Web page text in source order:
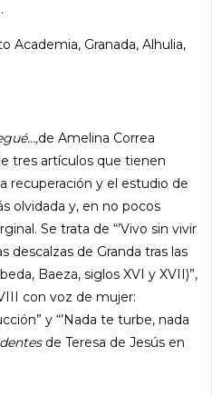
Academia, Granada, Alhulia,
de Amelina Correa
tres artículos que tienen
recuperación y el estudio de
olvidada y, en no pocos
Se trata de “’Vivo sin vivir
descalzas de Granda tras las
Baeza, siglos XVI y XVII)”,
con voz de mujer:
y “’Nada te turbe, nada
de Teresa de Jesús en